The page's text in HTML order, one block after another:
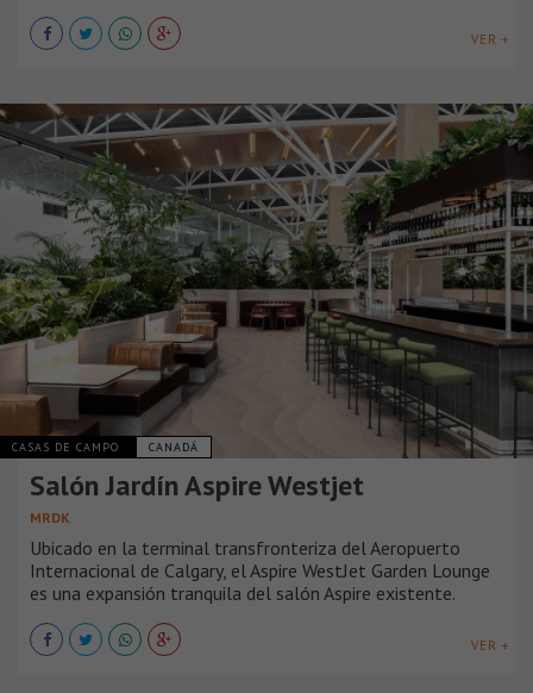
VER +
CASAS DE CAMPO CANADÁ
Salón Jardín Aspire Westjet
MRDK
Ubicado en la terminal transfronteriza del Aeropuerto
Internacional de Calgary, el Aspire WestJet Garden Lounge
es una expansión tranquila del salón Aspire existente.
VER +